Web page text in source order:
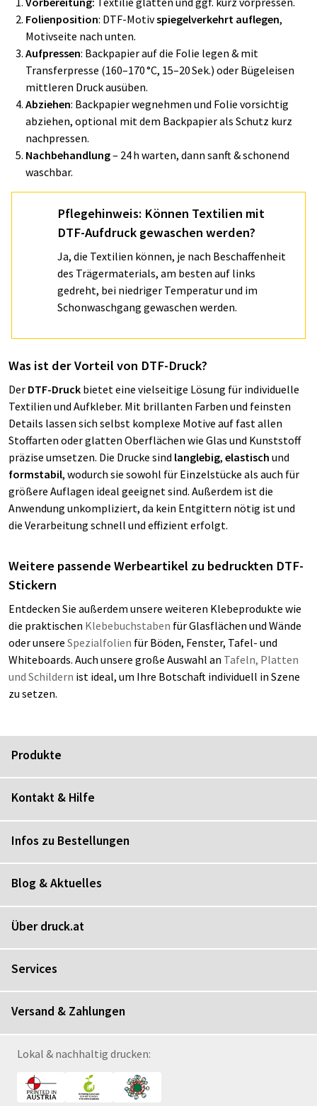
Folienposition: DTF-Motivspiegelverkehrt auflegen,
Motivseite nach unten.
Aufpressen: Backpapier auf die Folie legen & mit
Transferpresse (160–170 °C, 15–20 Sek.) oder Bügeleisen
mittleren Druck ausüben.
Abziehen: Backpapier wegnehmen und Folie vorsichtig
abziehen, optional mit dem Backpapier als Schutz kurz
nachpressen.
Nachbehandlung– 24 h warten, dann sanft & schonend
waschbar.
Pflegehinweis: Können Textilien mit
DTF-Aufdruck gewaschen werden?
Ja, die Textilien können, je nach Beschaffenheit
des Trägermaterials, am besten auf links
gedreht, bei niedriger Temperatur und im
Schonwaschgang gewaschen werden.
Was ist der Vorteil von DTF-Druck?
Der DTF-Druck bietet eine vielseitige Lösung für individuelle
Textilien und Aufkleber. Mit brillanten Farben und feinsten
Details lassen sich selbst komplexe Motive auf fast allen
Stoffarten oder glatten Oberflächen wie Glas und Kunststoff
präzise umsetzen. Die Drucke sind langlebig, elastisch und
formstabil, wodurch sie sowohl für Einzelstücke als auch für
größere Auflagen ideal geeignet sind. Außerdem ist die
Anwendung unkompliziert, da kein Entgittern nötig ist und
die Verarbeitung schnell und effizient erfolgt.
Weitere passende Werbeartikel zu bedruckten DTF-
Stickern
Entdecken Sie außerdem unsere weiteren Klebeprodukte wie
die praktischen Klebebuchstaben für Glasflächen und Wände
oder unsere Spezialfolien für Böden, Fenster, Tafel- und
Whiteboards. Auch unsere große Auswahl an Tafeln, Platten
und Schildern ist ideal, um Ihre Botschaft individuell in Szene
zu setzen.
Produkte
Kontakt & Hilfe
Infos zu Bestellungen
Blog & Aktuelles
Über druck.at
Services
Versand & Zahlungen
Lokal & nachhaltig drucken: